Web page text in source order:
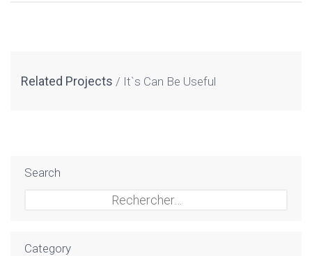
Related Projects It`s Can Be Useful
Search
Category